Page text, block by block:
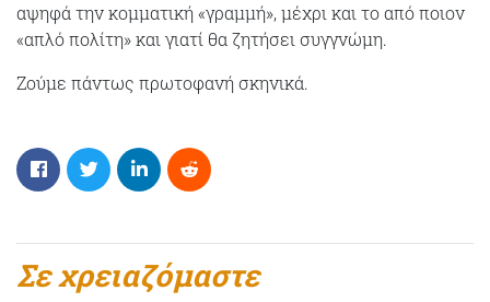
αψηφά την κομματική «γραμμή», μέχρι και το από ποιον
«απλό πολίτη» και γιατί θα ζητήσει συγγνώμη.
Ζούμε πάντως πρωτοφανή σκηνικά.
Σε χρειαζόμαστε